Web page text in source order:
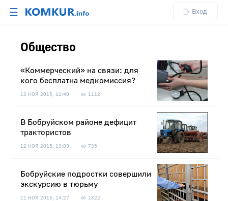
☰ Вход
Общество
«Коммерческий» на связи: для
кого бесплатна медкомиссия?
13 НОЯ 2015, 11:40 1112
В Бобруйском районе дефицит
трактористов
12 НОЯ 2015, 13:09 735
Бобруйские подростки совершили
экскурсию в тюрьму
11 НОЯ 2015, 14:27 1322